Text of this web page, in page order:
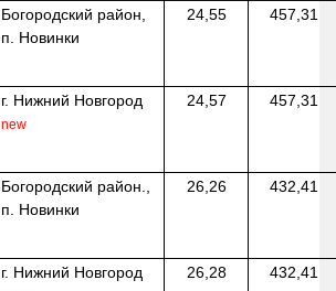
Богородский район,
п. Новинки
24,55 457,31
г. Нижний Новгород
new
24,57 457,31
Богородский район.,
п. Новинки
26,26 432,41
г. Нижний Новгород 26,28 432,41